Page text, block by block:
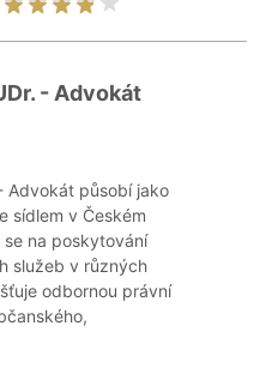
- Advokát
Advokát působí jako
sídlem v Českém
se na poskytování
služeb v různých
odbornou právní